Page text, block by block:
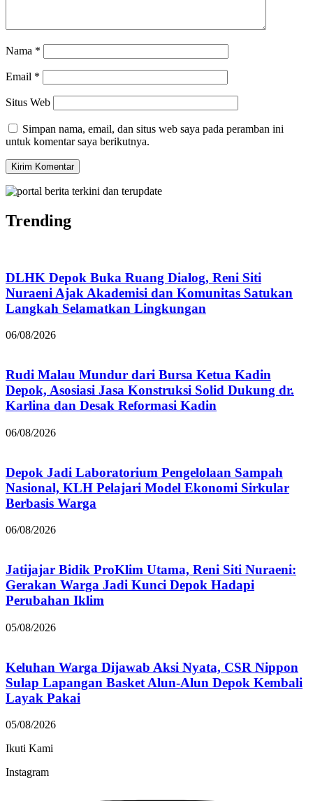
Nama *
Email *
Situs Web
Simpan nama, email, dan situs web saya pada peramban ini
untuk komentar saya berikutnya.
Trending
DLHK Depok Buka Ruang Dialog, Reni Siti
Nuraeni Ajak Akademisi dan Komunitas Satukan
Langkah Selamatkan Lingkungan
06/08/2026
Rudi Malau Mundur dari Bursa Ketua Kadin
Depok, Asosiasi Jasa Konstruksi Solid Dukung dr.
Karlina dan Desak Reformasi Kadin
06/08/2026
Depok Jadi Laboratorium Pengelolaan Sampah
Nasional, KLH Pelajari Model Ekonomi Sirkular
Berbasis Warga
06/08/2026
Jatijajar Bidik ProKlim Utama, Reni Siti Nuraeni:
Gerakan Warga Jadi Kunci Depok Hadapi
Perubahan Iklim
05/08/2026
Keluhan Warga Dijawab Aksi Nyata, CSR Nippon
Sulap Lapangan Basket Alun-Alun Depok Kembali
Layak Pakai
05/08/2026
Ikuti Kami
Instagram